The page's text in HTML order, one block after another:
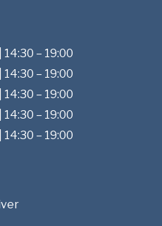
14:30 – 19:00
14:30 – 19:00
14:30 – 19:00
14:30 – 19:00
14:30 – 19:00